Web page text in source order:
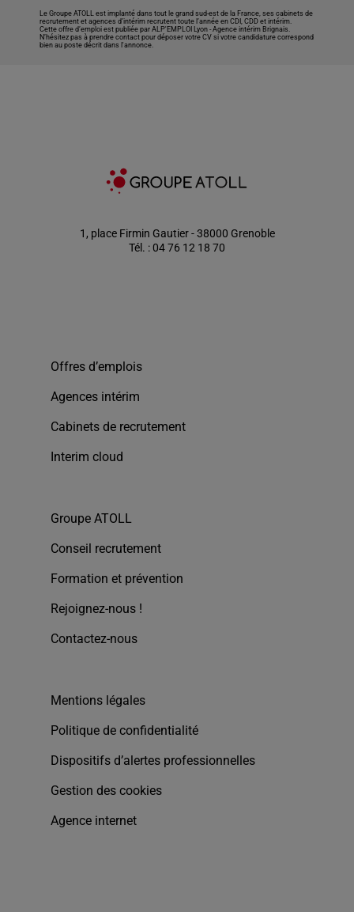
Le Groupe ATOLL est implanté dans tout le grand sud-est de la France, ses cabinets de
recrutement et agences d’intérim recrutent toute l’année en CDI, CDD et intérim.
Cette offre d’emploi est publiée par ALP'EMPLOI Lyon -Agence intérim Brignais.
N’hésitez pas à prendre contact pour déposer votre CV si votre candidature correspond
bien au poste décrit dans l'annonce.
1, place Firmin Gautier - 38000 Grenoble
Tél. : 04 76 12 18 70
Offres d’emplois
Agences intérim
Cabinets de recrutement
Interim cloud
Groupe ATOLL
Conseil recrutement
Formation et prévention
Rejoignez-nous !
Contactez-nous
Mentions légales
Politique de confidentialité
Dispositifs d’alertes professionnelles
Gestion des cookies
Agence internet